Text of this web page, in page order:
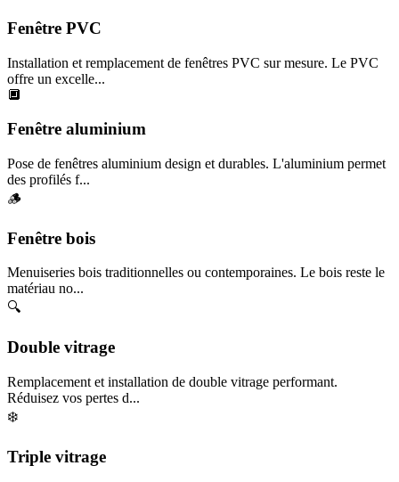
Fenêtre PVC
Installation et remplacement de fenêtres PVC sur mesure. Le PVC
offre un excelle...
🔲
Fenêtre aluminium
Pose de fenêtres aluminium design et durables. L'aluminium permet
des profilés f...
🪵
Fenêtre bois
Menuiseries bois traditionnelles ou contemporaines. Le bois reste le
matériau no...
🔍
Double vitrage
Remplacement et installation de double vitrage performant.
Réduisez vos pertes d...
❄️
Triple vitrage